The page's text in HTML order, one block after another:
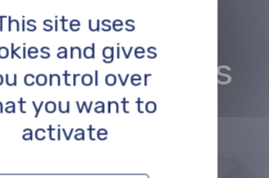
Andere
aus
gleichen
Bereich
site uses
and gives
control over
you want to
activate